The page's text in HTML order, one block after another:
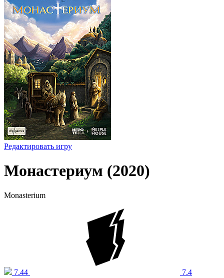
Редактировать игру
Монастериум (2020)
Monasterium
7.44 7.4